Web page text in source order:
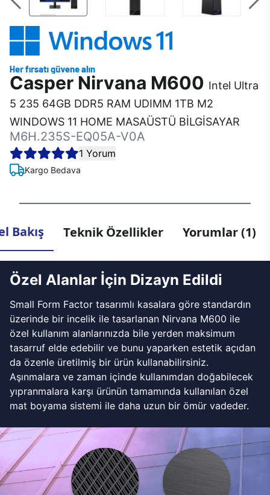
Casper Nirvana M600 Intel Ultra
5 235 64GB DDR5 RAM UDIMM 1TB M2
WINDOWS 11 HOME MASAÜSTÜ BİLGİSAYAR
M6H.235S-EQ05A-V0A
1 Yorum
Kargo Bedava
Bakış Teknik Özellikler Yorumlar (1)
Özel Alanlar İçin Dizayn Edildi
Small Form Factor tasarımlı kasalara göre standardın
üzerinde bir incelik ile tasarlanan Nirvana M600 ile
özel kullanım alanlarınızda bile yerden maksimum
tasarruf elde edebilir ve bunu yaparken estetik açıdan
da özenle üretilmiş bir ürün kullanabilirsiniz.
Aşınmalara ve zaman içinde kullanımdan doğabilecek
yıpranmalara karşı ürünün tamamında kullanılan özel
mat boyama sistemi ile daha uzun bir ömür vadeder.